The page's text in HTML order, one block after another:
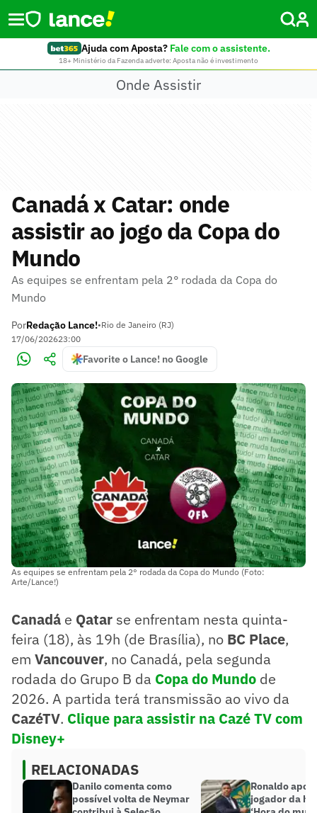
Ajuda com Aposta? Fale com o assistente.
18+ Ministério da Fazenda adverte: Aposta não é investimento
Onde Assistir
Canadá x Catar: onde
assistir ao jogo da Copa do
Mundo
As equipes se enfrentam pela 2° rodada da Copa do
Mundo
PorRedação Lance!•Rio de Janeiro (RJ)
17/06/202623:00
Favorite o Lance! no Google
As equipes se enfrentam pela 2° rodada da Copa do Mundo (Foto:
Arte/Lance!)
Canadá e Qatar se enfrentam nesta quinta-
feira (18), às 19h (de Brasília), no BC Place,
em Vancouver, no Canadá, pela segunda
rodada do Grupo B da Copa do Mundo de
2026. A partida terá transmissão ao vivo da
CazéTV. Clique para assistir na Cazé TV com
Disney+
RELACIONADAS
Danilo comenta como
possível volta de Neymar
Ronaldo
jogador da